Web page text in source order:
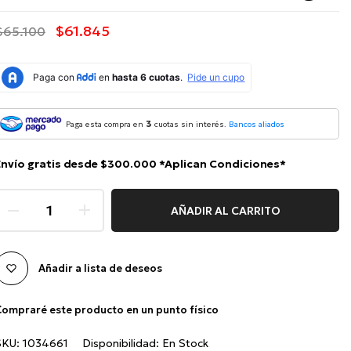
$61.845
Paga esta compra en 3 cuotas sin interés. Bancos aliados
gratis desde $300.000 *Aplican Condiciones*
AÑADIR AL CARRITO
Añadir a lista de deseos
este producto en un punto físico
1034661 Disponibilidad: En Stock